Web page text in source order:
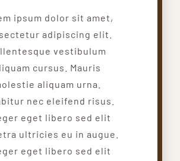
ipsum dolor sit amet,
adipiscing elit.
vestibulum
cursus. Mauris
aliquam urna.
nec eleifend risus.
eget libero sed elit
ultricies eu in augue.
eget libero sed elit